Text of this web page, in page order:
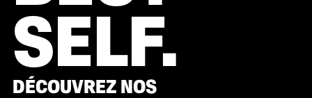
SELF.
DÉCOUVREZ NOS